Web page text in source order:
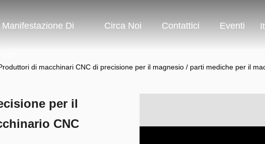
Manifestazione Di Circa Noi Contattici Eventi
di macchinari CNC di precisione per il magnesio / parti mediche per il
per il
CNC